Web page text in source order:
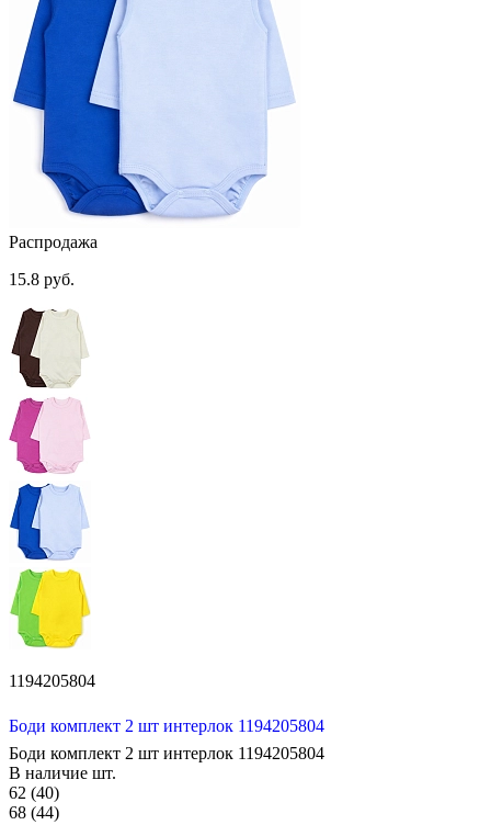
Распродажа
15.8 руб.
1194205804
Боди комплект 2 шт интерлок 1194205804
Боди комплект 2 шт интерлок 1194205804
В наличие шт.
62 (40)
68 (44)